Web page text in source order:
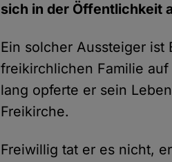
sich in der Öffentlichkeit
Ein solcher Aussteiger
freikirchlichen Familie
lang opferte er sein
Freikirche.
Freiwillig tat er es nicht,